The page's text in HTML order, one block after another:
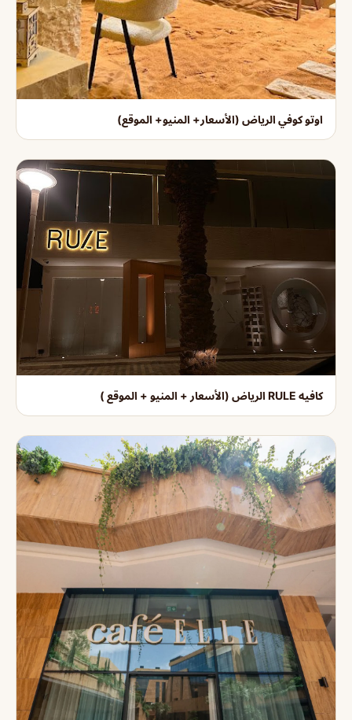
اوتو كوفي الرياض (الأسعار+ المنيو+ الموقع)
كافيه RULE الرياض (الأسعار + المنيو + الموقع )